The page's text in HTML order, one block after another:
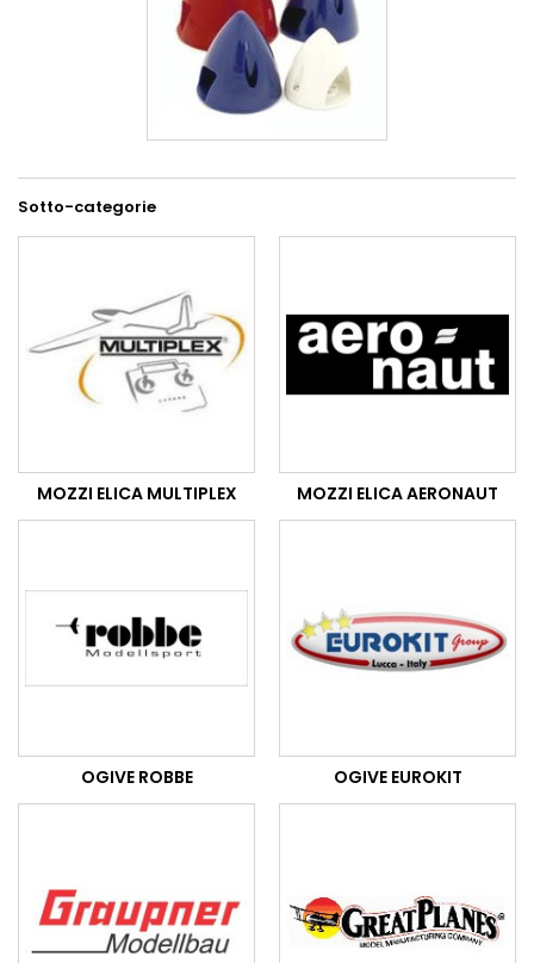
Sotto-categorie
MOZZI ELICA MULTIPLEX MOZZI ELICA AERONAUT
OGIVE ROBBE OGIVE EUROKIT